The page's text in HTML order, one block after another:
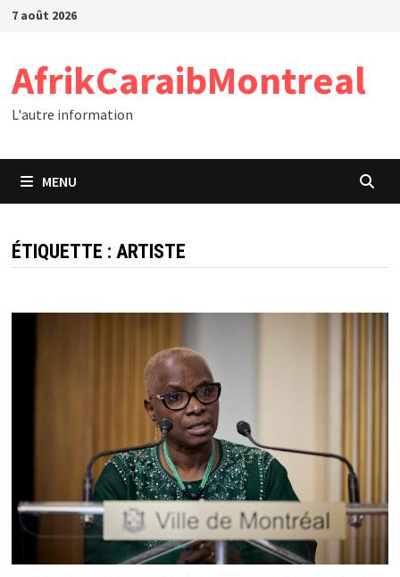
Passer
7 août 2026
AfrikCaraibMontreal
L'autre information
MENU
ÉTIQUETTE : ARTISTE